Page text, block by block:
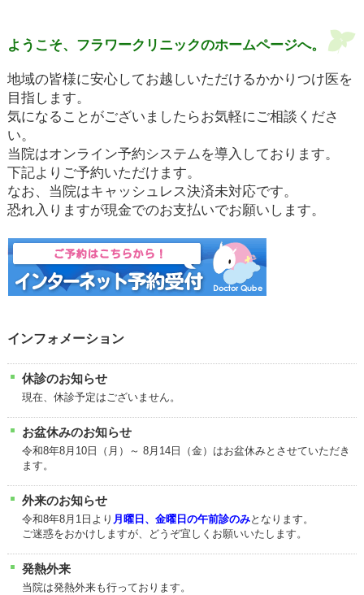
ようこそ、フラワークリニックのホームページへ。
地域の皆様に安心してお越しいただけるかかりつけ医を
目指します。
気になることがございましたらお気軽にご相談くださ
い。
当院はオンライン予約システムを導入しております。
下記よりご予約いただけます。
なお、当院はキャッシュレス決済未対応です。
恐れ入りますが現金でのお支払いでお願いします。
インフォメーション
休診のお知らせ
現在、休診予定はございません。
お盆休みのお知らせ
令和8年8月10日（月）～ 8月14日（金）はお盆休みとさせていただき
ます。
外来のお知らせ
令和8年8月1日より 月曜日、金曜日の午前診のみとなります。
ご迷惑をおかけしますが、どうぞ宜しくお願いいたします。
発熱外来
当院は発熱外来も行っております。